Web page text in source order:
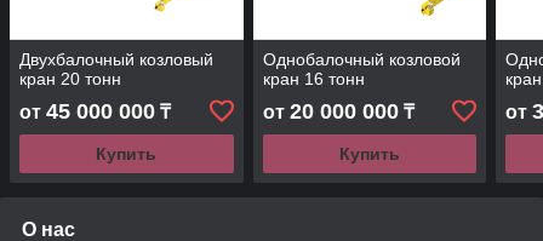
Двухбалочный козловый
кран 20 тонн
от 45 000 000 ₸
Купить
Однобалочный козловой
кран 16 тонн
от 20 000 000₸
Купить
от
О нас